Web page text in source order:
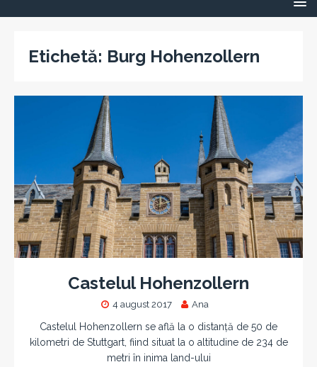
Etichetă: Burg Hohenzollern
Castelul Hohenzollern
4 august 2017 Ana
Castelul Hohenzollern se află la o distanță de 50 de
kilometri de Stuttgart, fiind situat la o altitudine de 234 de
metri în inima land-ului